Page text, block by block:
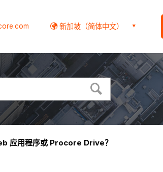
新加坡（简体中文）
应用程序或 Procore Drive？